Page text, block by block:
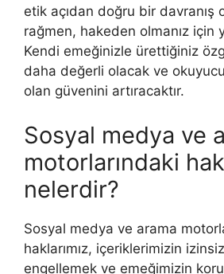
etik açıdan doğru bir davranış
rağmen, hakeden olmanız için
Kendi emeğinizle ürettiğiniz
daha değerli olacak ve
olan güvenini artıracaktır.
Sosyal medya ve
motorlarındaki
nelerdir?
Sosyal medya ve arama
haklarımız, içeriklerimizin
engellemek ve emeğimizin